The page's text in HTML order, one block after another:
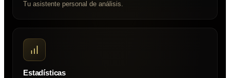
Tu asistente personal de análisis.
Estadísticas